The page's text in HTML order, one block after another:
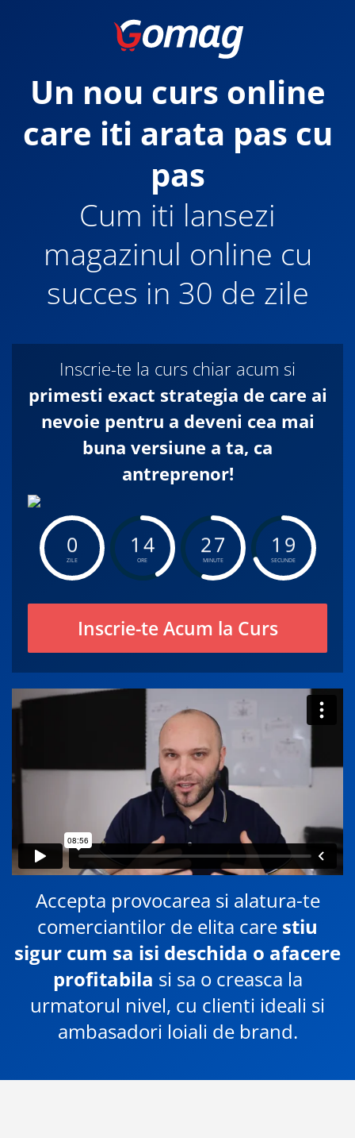
Un nou curs online
care iti arata pas cu
pas
Cum iti lansezi
magazinul online cu
succes in 30 de zile
Inscrie-te la curs chiar acum si
primesti exact strategia de care ai
nevoie pentru a deveni cea mai
buna versiune a ta, ca
antreprenor!
0
ZILE
1 4
ORE
27
MINUTE
1 8
7
SECUNDE
Inscrie-te Acum la Curs
Accepta provocarea si alatura-te
comerciantilor de elita care stiu
sigur cum sa isi deschida o afacere
profitabila si sa o creasca la
urmatorul nivel, cu clienti ideali si
ambasadori loiali de brand.